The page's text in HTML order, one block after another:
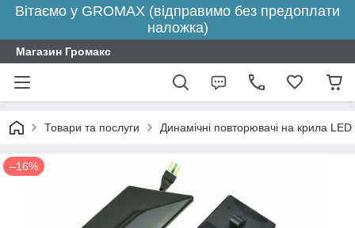
Вітаємо у GROMAX (відправимо без предоплати
наложка)
Магазин Громакс
Товари та послуги Динамічні повторювачі на крила LED
–16%